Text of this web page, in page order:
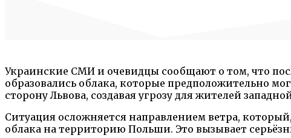
Украинские СМИ и очевидцы сообщают о том, что
образовались облака, которые предположительно
сторону Львова, создавая угрозу для жителей
Ситуация осложняется направлением ветра,
облака на территорию Польши. Это вызывает